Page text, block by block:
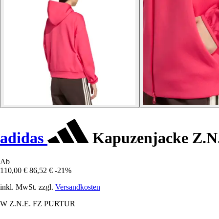
adidas Kapuzenjacke
Ab
110,00 € 86,52 € -21%
inkl. MwSt. zzgl. Versandkosten
W Z.N.E. FZ PURTUR